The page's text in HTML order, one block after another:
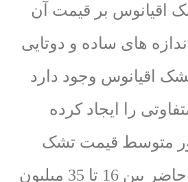
اقیانوس بر قیمت آن
های ساده و دوتایی
اقیانوس وجود دارد
را ایجاد کرده
متوسط قیمت تشک
اقیانوس در حال حاضر بین 16 تا 35 میلیون